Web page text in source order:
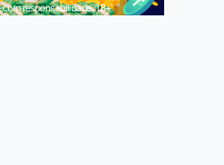
responsabilidade. 18+